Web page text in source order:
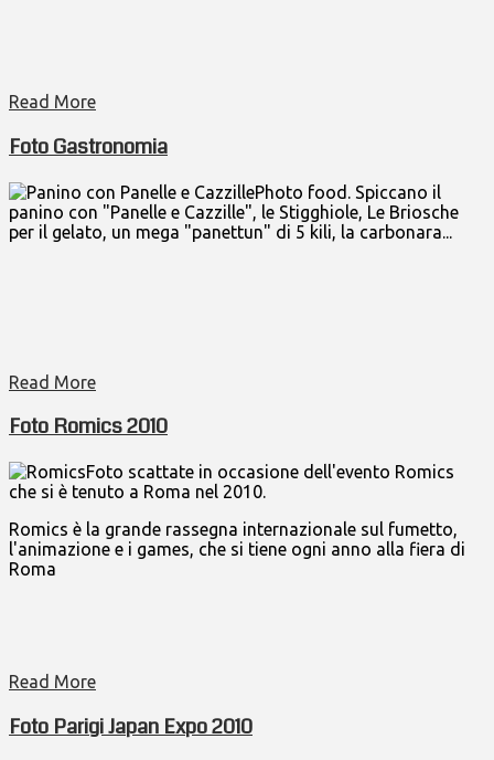
Read More
Foto Gastronomia
Photo food. Spiccano il
panino con "Panelle e Cazzille", le Stigghiole, Le Briosche
per il gelato, un mega "panettun" di 5 kili, la carbonara...
Read More
Foto Romics 2010
Foto scattate in occasione dell'evento Romics
che si è tenuto a Roma nel 2010.
Romics è la grande rassegna internazionale sul fumetto,
l'animazione e i games, che si tiene ogni anno alla fiera di
Roma
Read More
Foto Parigi Japan Expo 2010